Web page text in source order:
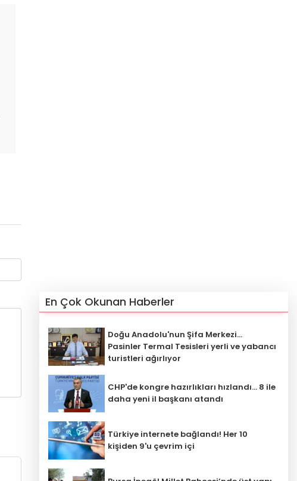
En Çok Okunan Haberler
Doğu Anadolu'nun Şifa Merkezi...
Pasinler Termal Tesisleri yerli ve yabancı
turistleri ağırlıyor
CHP'de kongre hazırlıkları hızlandı... 8 ile
daha yeni il başkanı atandı
Türkiye internete bağlandı! Her 10
kişiden 9'u çevrim içi